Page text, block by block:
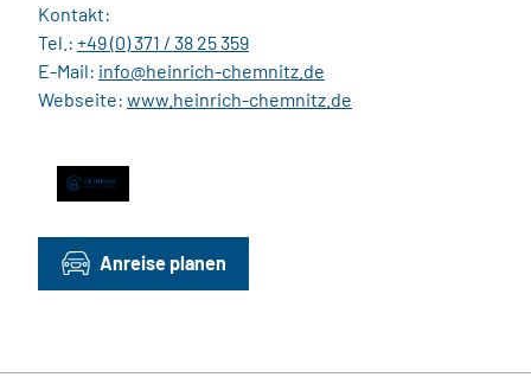
Kontakt:
Tel.: +49 (0) 371 / 38 25 359
E-Mail: info@heinrich-chemnitz.de
Webseite: www.heinrich-chemnitz.de
Anreise planen